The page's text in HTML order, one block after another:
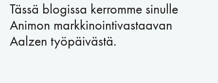
Tässä blogissa kerromme sinulle
Animon markkinointivastaavan
Aalzen työpäivästä.